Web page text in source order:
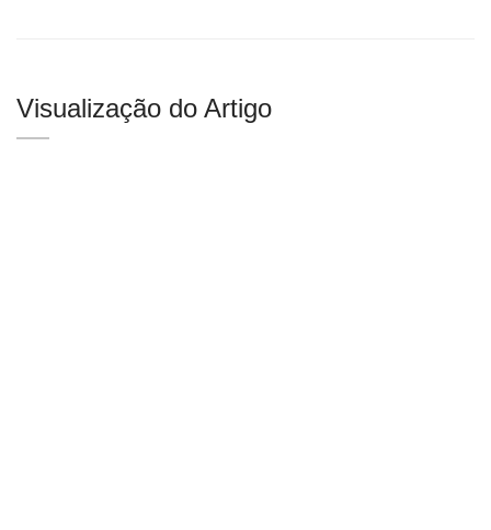
Visualização do Artigo